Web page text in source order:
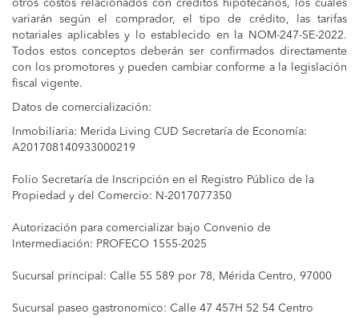
otros costos relacionados con créditos hipotecarios, los cuales
variarán según el comprador, el tipo de crédito, las tarifas
notariales aplicables y lo establecido en la NOM-247-SE-2022.
Todos estos conceptos deberán ser confirmados directamente
con los promotores y pueden cambiar conforme a la legislación
fiscal vigente.
Datos de comercialización:
Inmobiliaria: Merida Living CUD Secretaría de Economía:
A201708140933000219
Folio Secretaría de Inscripción en el Registro Público de la
Propiedad y del Comercio: N-2017077350
Autorización para comercializar bajo Convenio de
Intermediación: PROFECO 1555-2025
Sucursal principal: Calle 55 589 por 78, Mérida Centro, 97000
Sucursal paseo gastronomico: Calle 47 457H 52 54 Centro